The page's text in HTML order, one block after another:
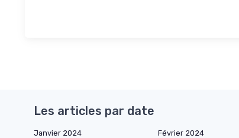
Les articles par date
Janvier 2024 Février 2024